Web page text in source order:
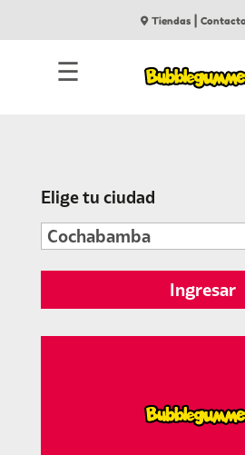
Tiendas |
☰
Elige tu ciudad
Ingresar